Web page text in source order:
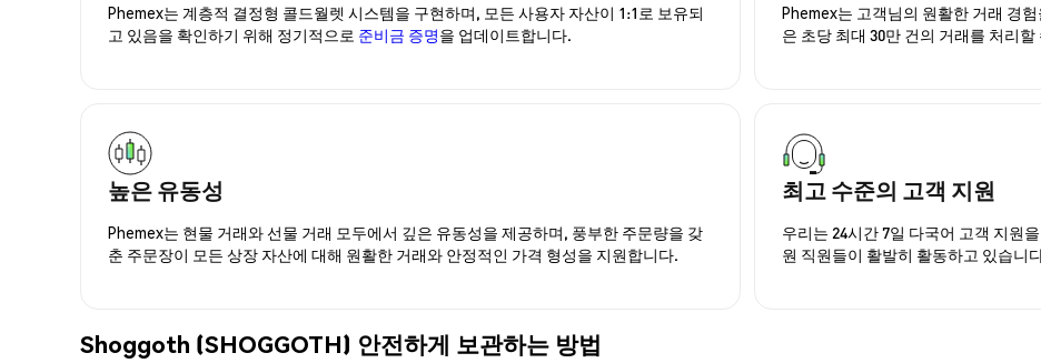
Phemex는 계층적 결정형 콜드월렛 시스템을 구현하며, 모든 사용자 자산이 1:1로 보유되
고 있음을 확인하기 위해 정기적으로 준비금 증명을 업데이트합니다.
Phemex는 고객님의 원활한 거래 경
은 초당 최대 30만 건의 거래를 처리
높은 유동성
Phemex는 현물 거래와 선물 거래 모두에서 깊은 유동성을 제공하며, 풍부한 주문량을 갖
춘 주문장이 모든 상장 자산에 대해 원활한 거래와 안정적인 가격 형성을 지원합니다.
최고 수준의 고객 지원
우리는 24시간 7일 다국어 고객 지원
원 직원들이 활발히 활동하고 있습니
Shoggoth (SHOGGOTH) 안전하게 보관하는 방법